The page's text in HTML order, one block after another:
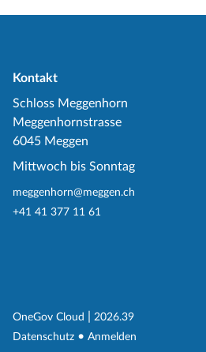
Kontakt
Schloss Meggenhorn
Meggenhornstrasse
6045 Meggen
Mittwoch bis Sonntag
meggenhorn@meggen.ch
+41 41 377 11 61
OneGov Cloud (External Link)
2026.39
Datenschutz (External Link)
Anmelden